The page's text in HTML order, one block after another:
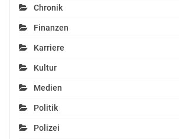
Chronik
Finanzen
Karriere
Kultur
Medien
Politik
Polizei